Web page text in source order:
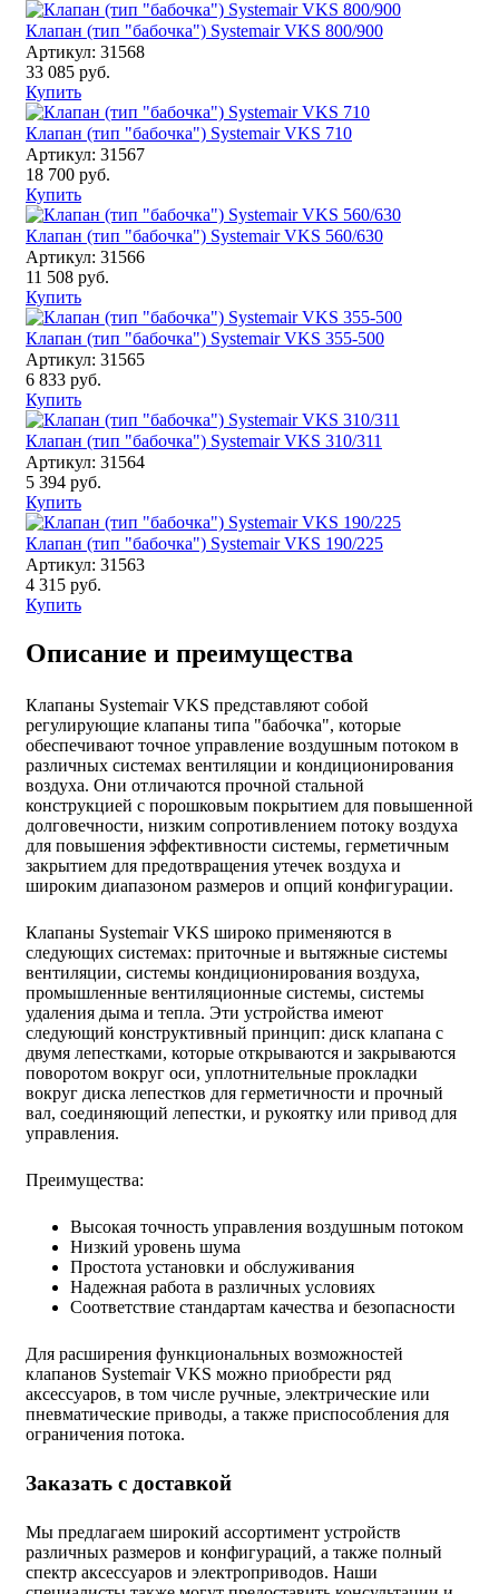
Клапан (тип "бабочка") Systemair VKS 800/900
Артикул: 31568
33 085 руб.
Купить
Клапан (тип "бабочка") Systemair VKS 710
Артикул: 31567
18 700 руб.
Купить
Клапан (тип "бабочка") Systemair VKS 560/630
Артикул: 31566
11 508 руб.
Купить
Клапан (тип "бабочка") Systemair VKS 355-500
Артикул: 31565
6 833 руб.
Купить
Клапан (тип "бабочка") Systemair VKS 310/311
Артикул: 31564
5 394 руб.
Купить
Клапан (тип "бабочка") Systemair VKS 190/225
Артикул: 31563
4 315 руб.
Купить
Описание и преимущества
Клапаны Systemair VKS представляют собой
регулирующие клапаны типа "бабочка", которые
обеспечивают точное управление воздушным потоком в
различных системах вентиляции и кондиционирования
воздуха. Они отличаются прочной стальной
конструкцией с порошковым покрытием для повышенной
долговечности, низким сопротивлением потоку воздуха
для повышения эффективности системы, герметичным
закрытием для предотвращения утечек воздуха и
широким диапазоном размеров и опций конфигурации.
Клапаны Systemair VKS широко применяются в
следующих системах: приточные и вытяжные системы
вентиляции, системы кондиционирования воздуха,
промышленные вентиляционные системы, системы
удаления дыма и тепла. Эти устройства имеют
следующий конструктивный принцип: диск клапана с
двумя лепестками, которые открываются и закрываются
поворотом вокруг оси, уплотнительные прокладки
вокруг диска лепестков для герметичности и прочный
вал, соединяющий лепестки, и рукоятку или привод для
управления.
Преимущества:
Высокая точность управления воздушным потоком
Низкий уровень шума
Простота установки и обслуживания
Надежная работа в различных условиях
Соответствие стандартам качества и безопасности
Для расширения функциональных возможностей
клапанов Systemair VKS можно приобрести ряд
аксессуаров, в том числе ручные, электрические или
пневматические приводы, а также приспособления для
ограничения потока.
Заказать с доставкой
Мы предлагаем широкий ассортимент устройств
различных размеров и конфигураций, а также полный
спектр аксессуаров и электроприводов. Наши